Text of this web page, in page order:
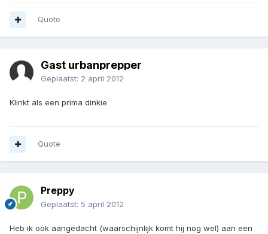
Quote
Gast urbanprepper
Geplaatst: 2 april 2012
Klinkt als een prima dinkie
Quote
Preppy
Geplaatst: 5 april 2012
Heb ik ook aangedacht (waarschijnlijk komt hij nog wel) aan een